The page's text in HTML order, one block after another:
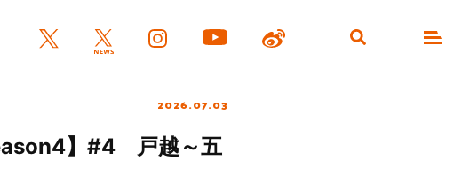
2026.07.03
】#4 戸越～五